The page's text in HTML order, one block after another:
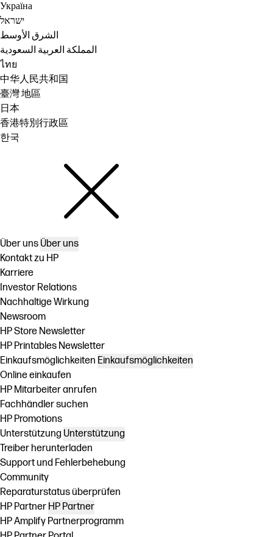
Україна
ישראל
الشرق الأوسط
المملكة العربية السعودية
ไทย
中华人民共和国
臺灣 地區
日本
香港特別行政區
한국
Über uns Über uns
Kontakt zu HP
Karriere
Investor Relations
Nachhaltige Wirkung
Newsroom
HP Store Newsletter
HP Printables Newsletter
Einkaufsmöglichkeiten Einkaufsmöglichkeiten
Online einkaufen
HP Mitarbeiter anrufen
Fachhändler suchen
HP Promotions
Unterstützung Unterstützung
Treiber herunterladen
Support und Fehlerbehebung
Community
Reparaturstatus überprüfen
HP Partner HP Partner
HP Amplify Partnerprogramm